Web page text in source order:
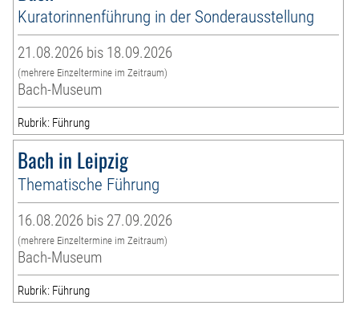
Kuratorinnenführung in der Sonderausstellung
21.08.2026 bis 18.09.2026
(mehrere Einzeltermine im Zeitraum)
Bach-Museum
Rubrik: Führung
Bach in Leipzig
Thematische Führung
16.08.2026 bis 27.09.2026
(mehrere Einzeltermine im Zeitraum)
Bach-Museum
Rubrik: Führung